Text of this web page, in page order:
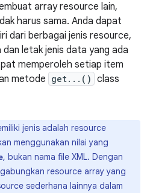
array resource lain,
harus sama. Anda dapat
dari berbagai jenis resource,
letak jenis data yang ada
memperoleh setiap item
metode get...() class
jenis adalah resource
menggunakan nilai yang
, bukan nama file XML. Dengan
resource array yang
sederhana lainnya dalam